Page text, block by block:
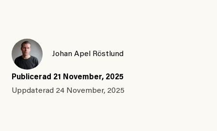
Johan Apel Röstlund
Publicerad 21 November, 2025
Uppdaterad 24 November, 2025